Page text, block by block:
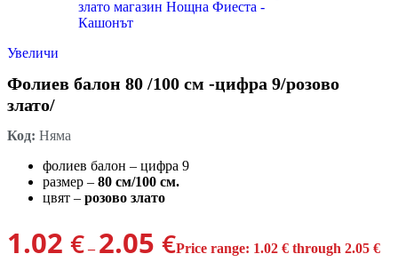
Увеличи
Фолиев балон 80 /100 см -цифра 9/розово
злато/
Код: Няма
фолиев балон – цифра 9
размер – 80 см/100 см.
цвят – розово злато
1.02 € – 2.05 €Price range: 1.02 € through 2.05 €